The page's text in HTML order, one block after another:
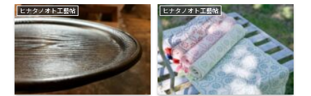
葉8寸皿。自分で言うのもなんで
すが、、、私のうつわは、食べ物
が入るといい顔をします。一見ス
ンとしていても、食べ物を盛り
付...
展には、どのような作品を出品く
ださいますか？A1手刺繍で作り
出した模様をインテリアのものや
小さな小物に施した作品を出...
ヒナタノオト工藝帖 ヒナタノオト工藝帖